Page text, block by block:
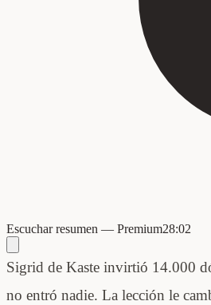
Escuchar resumen — Premium28:02
Sigrid de Kaste invirtió 14.000
no entró nadie. La lección le